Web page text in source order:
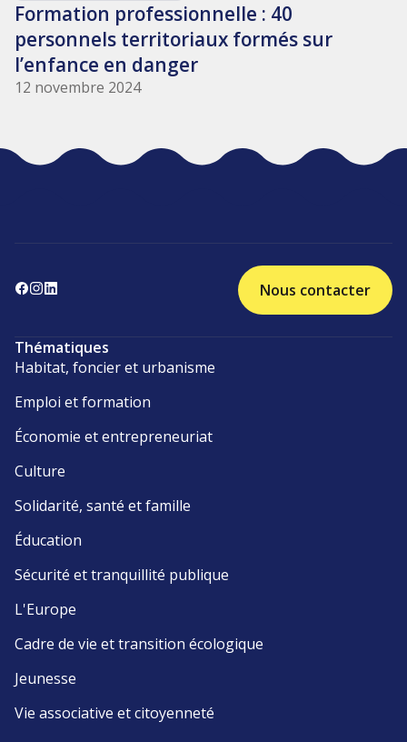
Formation professionnelle : 40
personnels territoriaux formés sur
l’enfance en danger
12 novembre 2024
Nous contacter
Thématiques
Habitat, foncier et urbanisme
Emploi et formation
Économie et entrepreneuriat
Culture
Solidarité, santé et famille
Éducation
Sécurité et tranquillité publique
L'Europe
Cadre de vie et transition écologique
Jeunesse
Vie associative et citoyenneté